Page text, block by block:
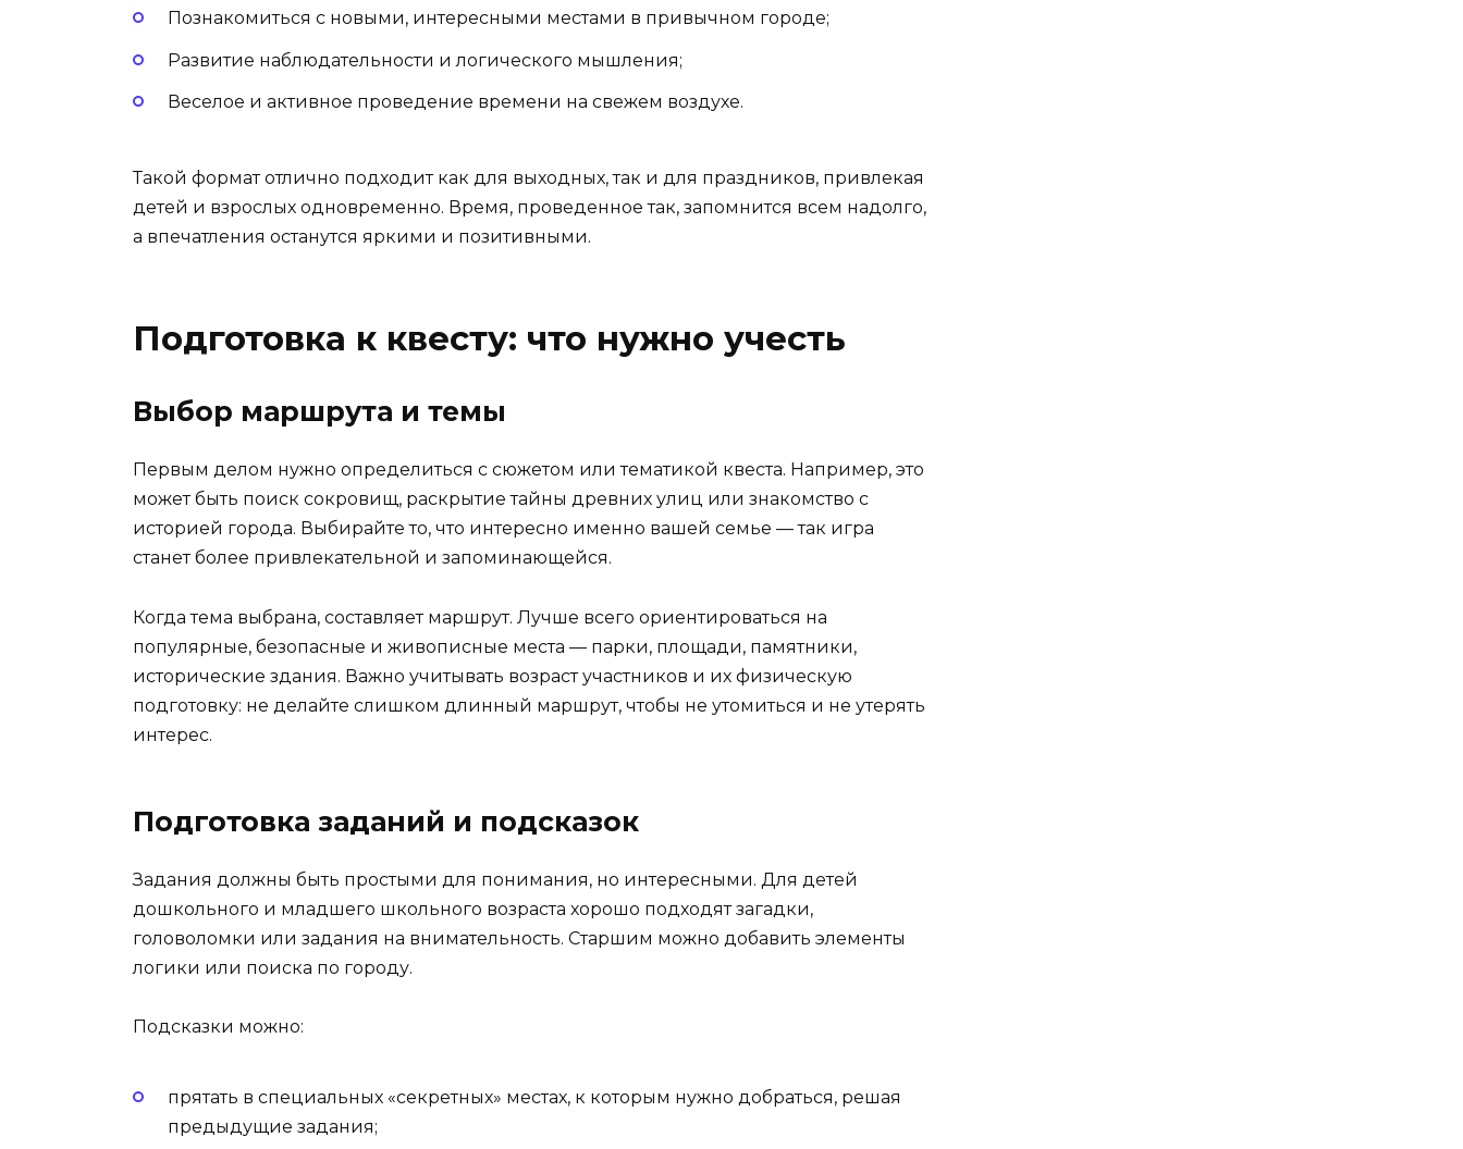
Познакомиться с новыми, интересными местами в привычном городе;
Развитие наблюдательности и логического мышления;
Веселое и активное проведение времени на свежем воздухе.
Такой формат отлично подходит как для выходных, так и для праздников, привлекая
детей и взрослых одновременно. Время, проведенное так, запомнится всем надолго,
а впечатления останутся яркими и позитивными.
Подготовка к квесту: что нужно учесть
Выбор маршрута и темы
Первым делом нужно определиться с сюжетом или тематикой квеста. Например, это
может быть поиск сокровищ, раскрытие тайны древних улиц или знакомство с
историей города. Выбирайте то, что интересно именно вашей семье — так игра
станет более привлекательной и запоминающейся.
Когда тема выбрана, составляет маршрут. Лучше всего ориентироваться на
популярные, безопасные и живописные места — парки, площади, памятники,
исторические здания. Важно учитывать возраст участников и их физическую
подготовку: не делайте слишком длинный маршрут, чтобы не утомиться и не утерять
интерес.
Подготовка заданий и подсказок
Задания должны быть простыми для понимания, но интересными. Для детей
дошкольного и младшего школьного возраста хорошо подходят загадки,
головоломки или задания на внимательность. Старшим можно добавить элементы
логики или поиска по городу.
Подсказки можно:
прятать в специальных «секретных» местах, к которым нужно добраться, решая
предыдущие задания;